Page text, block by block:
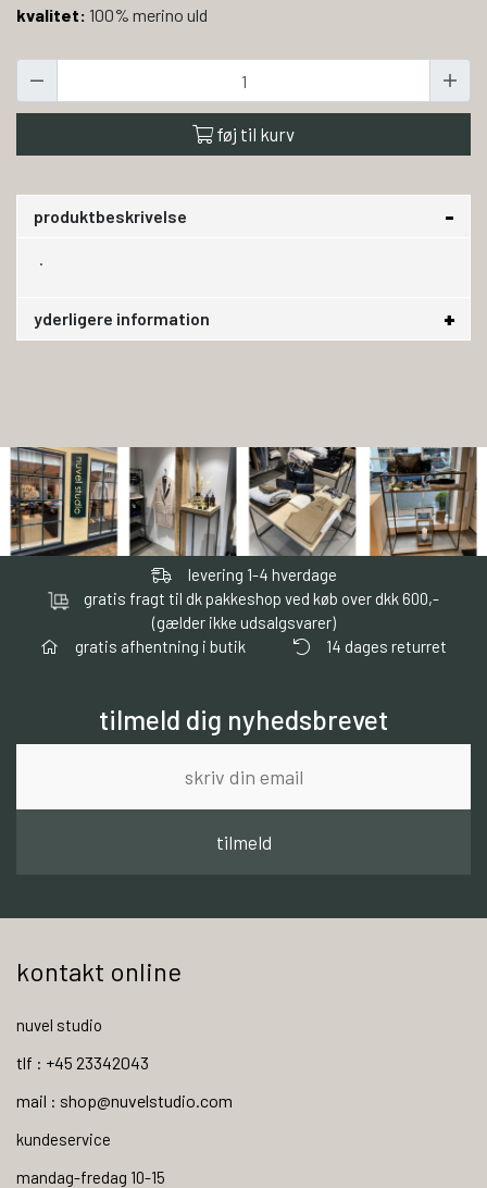
kvalitet: 100% merino uld
føj til kurv
produktbeskrivelse
.
yderligere information
levering 1-4 hverdage
gratis fragt til dk pakkeshop ved køb over dkk 600,-
(gælder ikke udsalgsvarer)
gratis afhentning i butik
14 dages returret
tilmeld dig nyhedsbrevet
tilmeld
kontakt online
nuvel studio
tlf : +45 23342043
mail : shop@nuvelstudio.com
kundeservice
mandag-fredag 10-15